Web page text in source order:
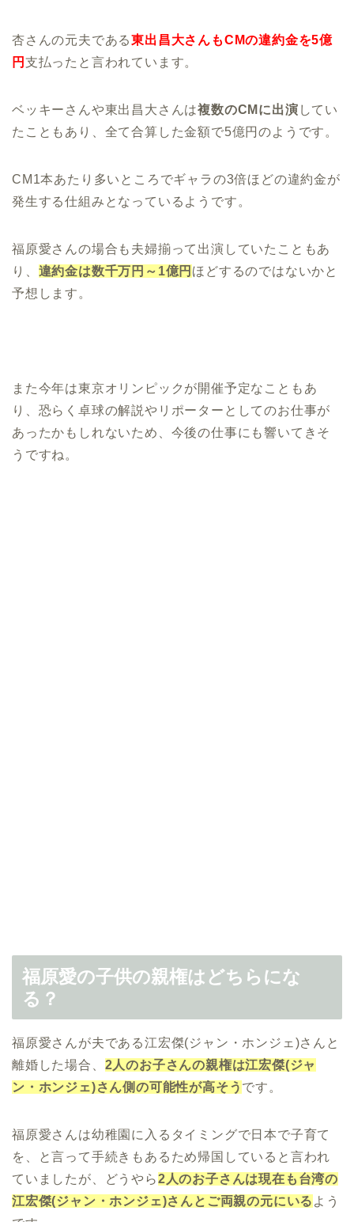
杏さんの元夫である東出昌大さんもCMの違約金を5億
円 支払ったと言われています。
ベッキーさんや東出昌大さんは複数のCMに出演 してい
たこともあり、全て合算した金額で5億円のようです。
CM1本あたり多いところでギャラの3倍ほどの違約金が
発生する仕組みとなっているようです。
福原愛さんの場合も夫婦揃って出演していたこともあ
り、 違約金は数千万円～1億円 ほどするのではないかと
予想します。
また今年は東京オリンピックが開催予定なこともあ
り、恐らく卓球の解説やリポーターとしてのお仕事が
あったかもしれないため、今後の仕事にも響いてきそ
うですね。
福原愛の子供の親権はどちらにな
る？
福原愛さんが夫である江宏傑(ジャン・ホンジェ)さんと
離婚した場合、 2人のお子さんの親権は江宏傑(ジャ
ン・ホンジェ)さん側の可能性が高そう です。
福原愛さんは幼稚園に入るタイミングで日本で子育て
を、と言って手続きもあるため帰国していると言われ
ていましたが、どうやら2人のお子さんは現在も台湾の
江宏傑(ジャン・ホンジェ)さんとご両親の元にいる よう